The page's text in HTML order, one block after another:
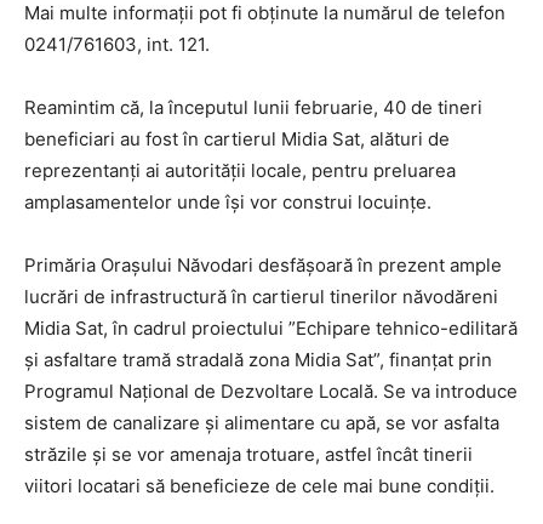
Mai multe informații pot fi obținute la numărul de telefon
0241/761603, int. 121.
Reamintim că, la începutul lunii februarie, 40 de tineri
beneficiari au fost în cartierul Midia Sat, alături de
reprezentanți ai autorității locale, pentru preluarea
amplasamentelor unde își vor construi locuințe.
Primăria Orașului Năvodari desfășoară în prezent ample
lucrări de infrastructură în cartierul tinerilor năvodăreni
Midia Sat, în cadrul proiectului ”Echipare tehnico-edilitară
și asfaltare tramă stradală zona Midia Sat”, finanțat prin
Programul Național de Dezvoltare Locală. Se va introduce
sistem de canalizare și alimentare cu apă, se vor asfalta
străzile și se vor amenaja trotuare, astfel încât tinerii
viitori locatari să beneficieze de cele mai bune condiții.